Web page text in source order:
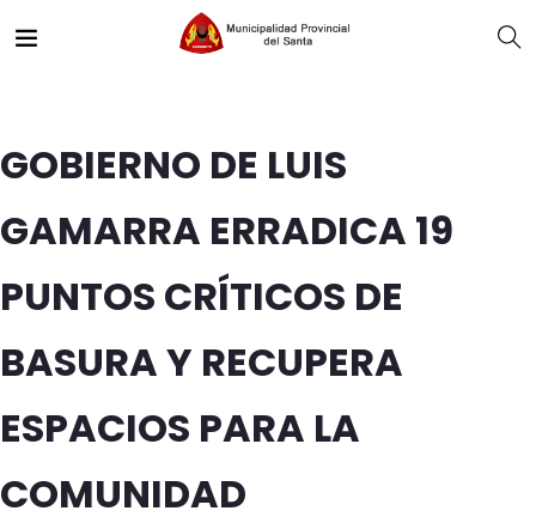
GOBIERNO DE LUIS
GAMARRA ERRADICA 19
PUNTOS CRÍTICOS DE
BASURA Y RECUPERA
ESPACIOS PARA LA
COMUNIDAD